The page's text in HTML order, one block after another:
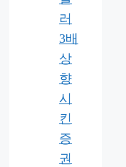
러
3배
상
향
시
킨
증
권